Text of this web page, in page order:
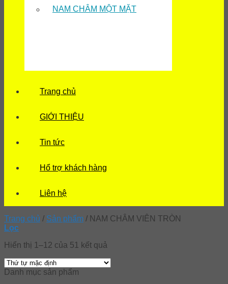
NAM CHÂM MỘT MẶT
Trang chủ
GIỚI THIỆU
Tin tức
Hổ trợ khách hàng
Liên hệ
Trang chủ / Sản phẩm / NAM CHÂM VIÊN TRÒN
Lọc
Hiển thị 1–12 của 51 kết quả
Danh mục sản phẩm